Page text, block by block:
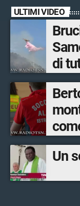
ULTIMI VIDEO
di
Un